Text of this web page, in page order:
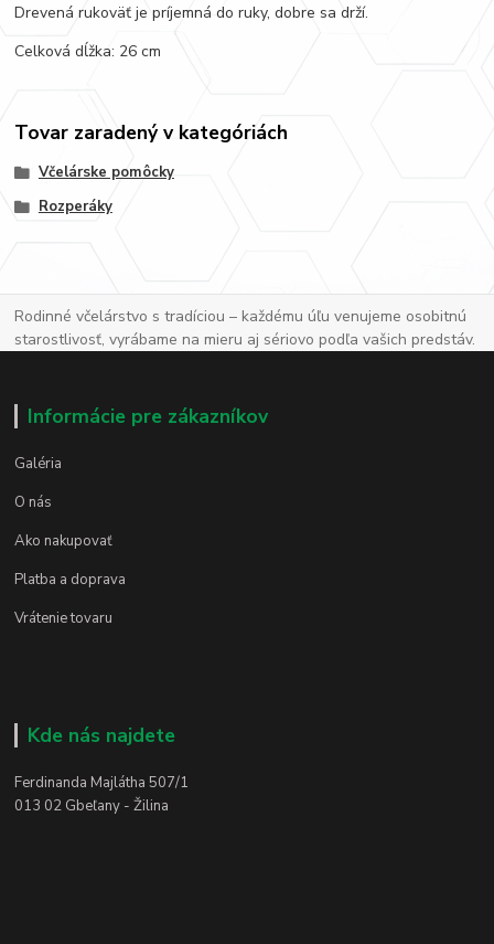
Drevená rukoväť je príjemná do ruky, dobre sa drží.
Celková dĺžka: 26 cm
Tovar zaradený v kategóriách
Včelárske pomôcky
Rozperáky
Rodinné včelárstvo s tradíciou – každému úľu venujeme osobitnú
starostlivosť, vyrábame na mieru aj sériovo podľa vašich predstáv.
Informácie pre zákazníkov
Galéria
O nás
Ako nakupovať
Platba a doprava
Vrátenie tovaru
Kde nás najdete
Ferdinanda Majlátha 507/1
013 02 Gbeľany - Žilina